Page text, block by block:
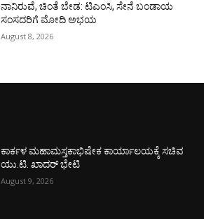
ನಾನಿರುವೆ, ಚಿಂತೆ ಬೇಡ: ಟಿಎಂಸಿ, ಸೇನೆ ಬಂಡಾಯ
ಸಂಸದರಿಗೆ ಮೋದಿ ಅಭಯ
August 8, 2026
ಕಾರ್ಕಳ ಮಹಾಮಸ್ತಕಾಭಿಷೇಕ ಕಾರ್ಯಾಲಯಕ್ಕೆ ಸಚಿವ
ಯು.ಟಿ. ಖಾದರ್ ಭೇಟಿ
August 9, 2026